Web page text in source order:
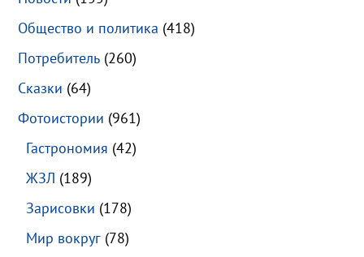
Общество и политика (418)
Потребитель (260)
Сказки (64)
Фотоистории (961)
Гастрономия (42)
ЖЗЛ (189)
Зарисовки (178)
Мир вокруг (78)